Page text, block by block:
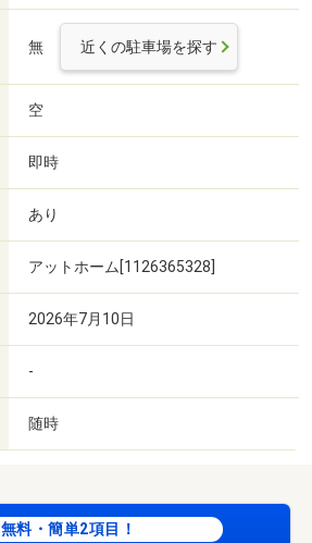
無 近くの駐車場を探す
空
即時
あり
アットホーム[1126365328]
2026年7月10日
-
随時
無料・簡単2項目！